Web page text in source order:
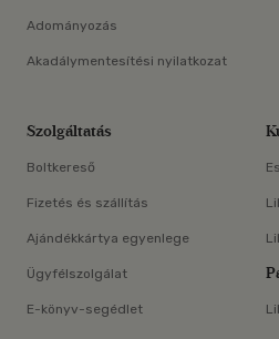
Adományozás
Akadálymentesítési nyilatkozat
Szolgáltatás
Boltkereső
Fizetés és szállítás
Ajándékkártya egyenlege
Ügyfélszolgálat
E-könyv-segédlet